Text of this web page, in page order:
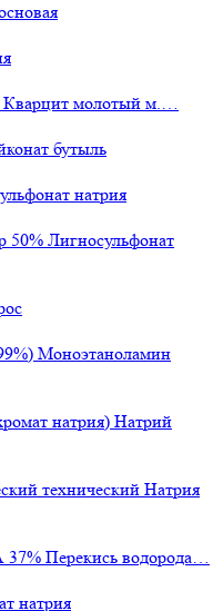
Кварцит молотый м.…
бутыль
натрия
Лигносульфонат
Моноэтаноламин
Натрий
Натрия
Перекись водорода…
натрия